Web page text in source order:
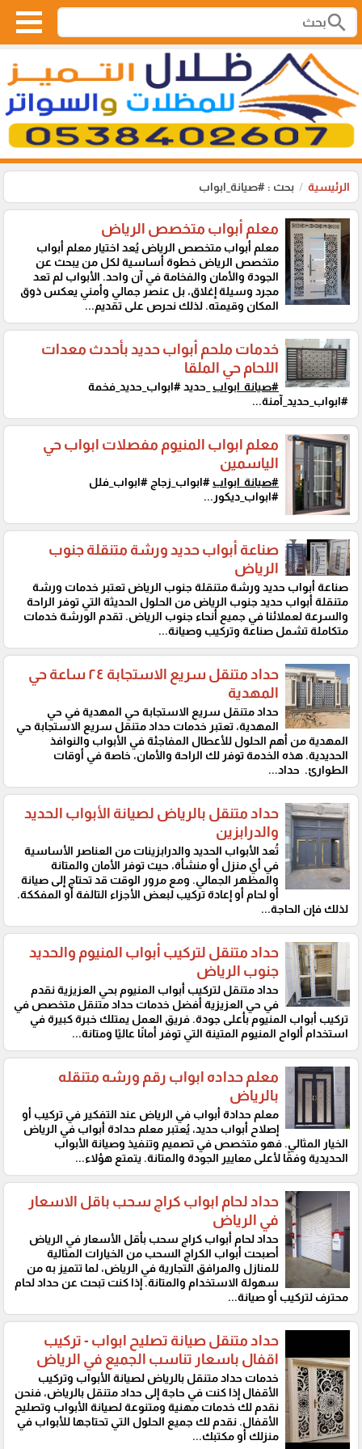
search
الرئيسية بحث : #صيانة_ابواب
معلم أبواب متخصص الرياض
معلم أبواب متخصص الرياض يُعد اختيار معلم أبواب
متخصص الرياض خطوة أساسية لكل من يبحث عن
الجودة والأمان والفخامة في آن واحد. الأبواب لم تعد
مجرد وسيلة إغلاق، بل عنصر جمالي وأمني يعكس ذوق
المكان وقيمته. لذلك نحرص على تقديم...
خدمات ملحم أبواب حديد بأحدث معدات
اللحام حي الملقا
#صيانة_ابواب _حديد #ابواب_حديد_فخمة
#ابواب_حديد_آمنة...
معلم ابواب المنيوم مفصلات ابواب حي
الياسمين
#صيانة_ابواب #ابواب_زجاج #ابواب_فلل
#ابواب_ديكور...
صناعة أبواب حديد ورشة متنقلة جنوب
الرياض
صناعة أبواب حديد ورشة متنقلة جنوب الرياض تعتبر خدمات ورشة
متنقلة أبواب حديد جنوب الرياض من الحلول الحديثة التي توفر الراحة
والسرعة لعملائنا في جميع أنحاء جنوب الرياض. تقدم الورشة خدمات
متكاملة تشمل صناعة وتركيب وصيانة...
حداد متنقل سريع الاستجابة ٢٤ ساعة حي
المهدية
حداد متنقل سريع الاستجابة حي المهدية في حي
المهدية، تعتبر خدمات حداد متنقل سريع الاستجابة حي
المهدية من أهم الحلول للأعطال المفاجئة في الأبواب والنوافذ
الحديدية. هذه الخدمة توفر لك الراحة والأمان، خاصة في أوقات
الطوارئ. حداد...
حداد متنقل بالرياض لصيانة الأبواب الحديد
والدرابزين
تُعد الأبواب الحديد والدرابزينات من العناصر الأساسية
في أي منزل أو منشأة، حيث توفر الأمان والمتانة
والمظهر الجمالي. ومع مرور الوقت قد تحتاج إلى صيانة
أو لحام أو إعادة تركيب لبعض الأجزاء التالفة أو المفككة.
لذلك فإن الحاجة...
حداد متنقل لتركيب أبواب المنيوم والحديد
جنوب الرياض
حداد متنقل لتركيب أبواب المنيوم بحي العزيزية نقدم
في حي العزيزية أفضل خدمات حداد متنقل متخصص في
تركيب أبواب المنيوم بأعلى جودة. فريق العمل يمتلك خبرة كبيرة في
استخدام ألواح المنيوم المتينة التي توفر أمانًا عاليًا ومتانة...
معلم حداده ابواب رقم ورشه متنقله
بالرياض
معلم حدادة أبواب في الرياض عند التفكير في تركيب أو
إصلاح أبواب حديد، يُعتبر معلم حدادة أبواب في الرياض
الخيار المثالي. فهو متخصص في تصميم وتنفيذ وصيانة الأبواب
الحديدية وفقًا لأعلى معايير الجودة والمتانة. يتمتع هؤلاء...
حداد لحام ابواب كراج سحب باقل الاسعار
في الرياض
حداد لحام أبواب كراج سحب بأقل الأسعار في الرياض
أصبحت أبواب الكراج السحب من الخيارات المثالية
للمنازل والمرافق التجارية في الرياض، لما تتميز به من
سهولة الاستخدام والمتانة. إذا كنت تبحث عن حداد لحام
محترف لتركيب أو صيانة...
حداد متنقل صيانة تصليح ابواب - تركيب
اقفال باسعار تناسب الجميع في الرياض
خدمات حداد متنقل بالرياض لصيانة الأبواب وتركيب
الأقفال إذا كنت في حاجة إلى حداد متنقل بالرياض، فنحن
نقدم لك خدمات مهنية ومتنوعة لصيانة الأبواب وتصليح
الأقفال. نقدم لك جميع الحلول التي تحتاجها للأبواب في
منزلك أو مكتبك...